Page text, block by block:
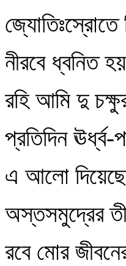
জ্যোতিঃস্রোতে
নীরবে ধ্বনিত
রহি আমি দু
প্রতিদিন ঊর্ধ্ব-
এ আলো দিয়েছে
অস্তসমুদ্রের
রবে মোর